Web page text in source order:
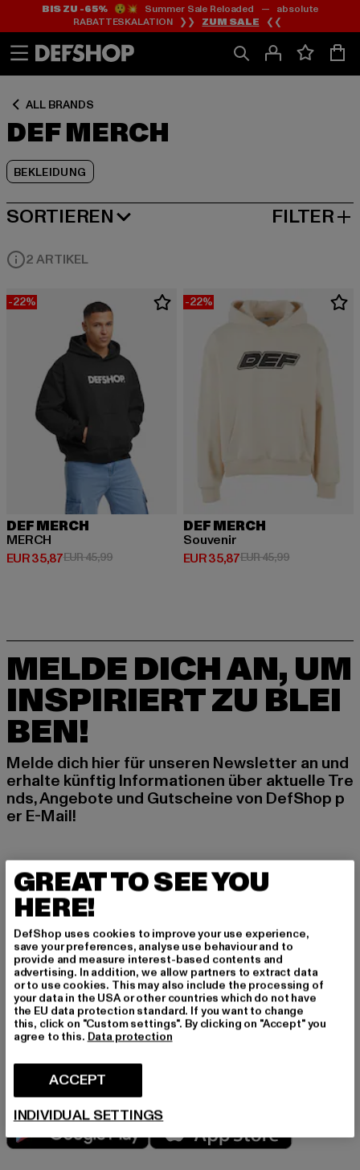
Zum
Inhalt
springen
Zum
Fußzeile
springen
BIS ZU -65%😲💥 Summer Sale Reloaded — absolute
RABATTESKALATION ❯❯ ZUM SALE ❮❮
ALL BRANDS
DEF MERCH
BEKLEIDUNG
Zum
Produktraster
springen
SORTIEREN
BELIEBTESTE FILTER
2 ARTIKEL
-22%
DEF MERCH
MERCH
EUR 35,87
Derzeitiger Preis: EUR 35,87
EUR 45,99Aktionspreis: EUR 45,99
-22%
DEF MERCH
Souvenir
EUR 35,87
Derzeitiger Preis: EUR 35,87
EUR 45,99Aktionspreis:
MELDE DICH AN, UM
INSPIRIERT ZU BLEI
BEN!
Melde dich hier für unseren Newsletter an und
erhalte künftig Informationen über aktuelle Tre
nds, Angebote und Gutscheine von DefShop p
er E-Mail!
An welchen Produkten bist du interessiert?
MÄNNER
FRAUEN
E-MAIL
ANMELDEN
Informationen dazu, wie DefShop mit Deinen Daten umgeht, findest Du
in unserer Datenschutzerklärung. Du kannst Dich jederzeit kostenfei
Play market
GREAT TO SEE YOU
HERE!
DefShop uses cookies to improve your use experience,
save your preferences, analyse use behaviour and to
provide and measure interest-based contents and
advertising. In addition, we allow partners to extract data
or to use cookies. This may also include the processing of
your data in the USA or other countries which do not have
the EU data protection standard. If you want to change
this, click on "Custom settings". By clicking on "Accept" you
agree to this. Data protection
ACCEPT
INDIVIDUAL SETTINGS